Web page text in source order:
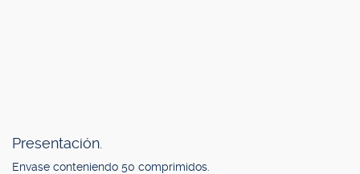
Presentación.
Envase conteniendo 50 comprimidos.